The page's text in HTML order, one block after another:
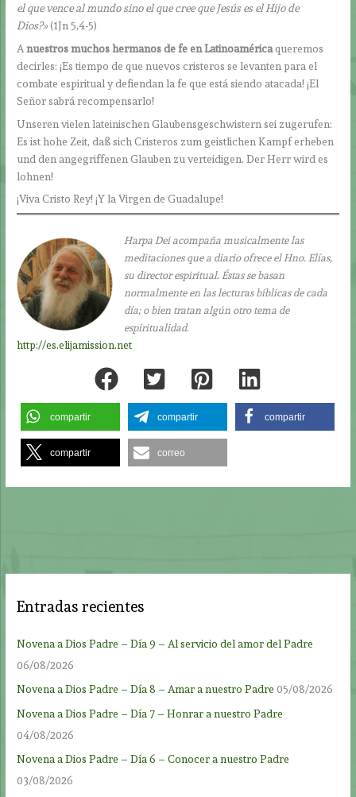
el que vence al mundo sino el que cree que Jesús es el Hijo de
Dios?»(1Jn 5,4-5)
Anuestros muchos hermanos de fe en Latinoaméricaqueremos
decirles: ¡Es tiempo de que nuevos cristeros se levanten para el
combate espiritual y defiendan la fe que está siendo atacada! ¡El
Señor sabrá recompensarlo!
Unseren vielen lateinischen Glaubensgeschwistern sei zugerufen:
Es ist hohe Zeit, daß sich Cristeros zum geistlichen Kampf erheben
und den angegriffenen Glauben zu verteidigen. Der Herr wird es
lohnen!
¡Viva Cristo Rey! ¡Y la Virgen de Guadalupe!
Harpa Dei acompaña musicalmente las
meditaciones que a diario ofrece el Hno. Elías,
su director espiritual. Éstas se basan
normalmente en las lecturas bíblicas de cada
día; o bien tratan algún otro tema de
espiritualidad.
http://es.elijamission.net
compartir compartir compartir
compartir correo
Entradas recientes
Novena a Dios Padre – Día 9 – Al servicio del amor del Padre
06/08/2026
Novena a Dios Padre – Día 8 – Amar a nuestro Padre 05/08/2026
Novena a Dios Padre – Día 7 – Honrar a nuestro Padre
04/08/2026
Novena a Dios Padre – Día 6 – Conocer a nuestro Padre
03/08/2026